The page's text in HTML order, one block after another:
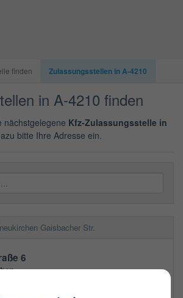
finden Zulassungsstellen in A-4210
in A-4210 finden
nächstgelegene Kfz-Zulassungsstelle in
bitte Ihre Adresse ein.
Gaisbacher Str.
6